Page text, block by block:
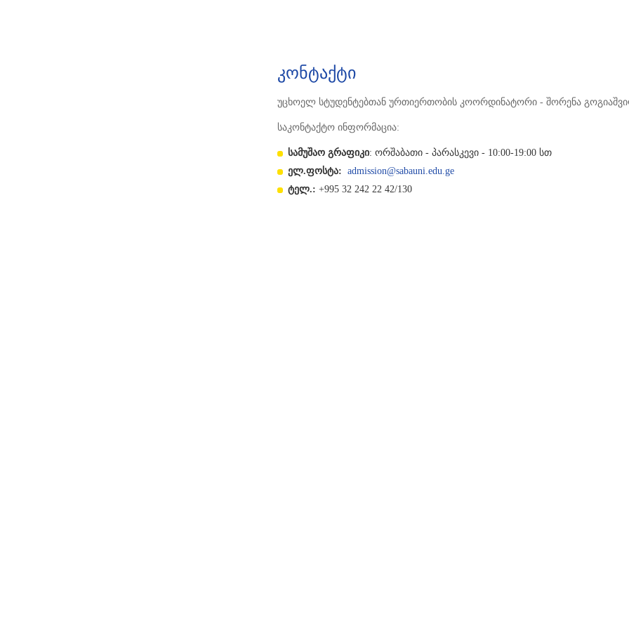
კონტაქტი
უცხოელ სტუდენტებთან ურთიერთობის კოორდინატორი - შორენა
საკონტაქტო ინფორმაცია:
სამუშაო გრაფიკი: ორშაბათი - პარასკევი - 10:00-19:00 სთ
ელ.ფოსტა: admission@sabauni.edu.ge
ტელ.: +995 32 242 22 42/130